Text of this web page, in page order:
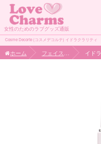
女性のためのラブグッズ通販
Cosme Decorte (コスメデコルテ) イドラクラリテ
ホーム